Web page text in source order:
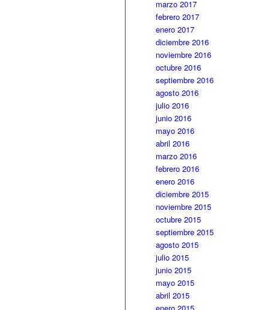
marzo 2017
febrero 2017
enero 2017
diciembre 2016
noviembre 2016
octubre 2016
septiembre 2016
agosto 2016
julio 2016
junio 2016
mayo 2016
abril 2016
marzo 2016
febrero 2016
enero 2016
diciembre 2015
noviembre 2015
octubre 2015
septiembre 2015
agosto 2015
julio 2015
junio 2015
mayo 2015
abril 2015